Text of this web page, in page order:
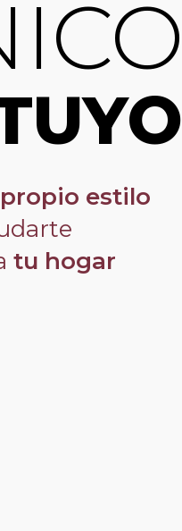
propio estilo
tu hogar